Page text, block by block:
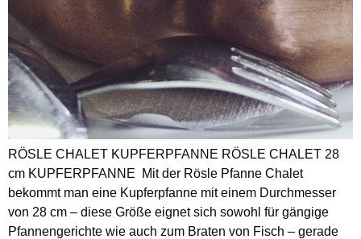
RÖSLE CHALET KUPFERPFANNE RÖSLE CHALET 28
cm KUPFERPFANNE Mit der Rösle Pfanne Chalet
bekommt man eine Kupferpfanne mit einem Durchmesser
von 28 cm – diese Größe eignet sich sowohl für gängige
Pfannengerichte wie auch zum Braten von Fisch – gerade